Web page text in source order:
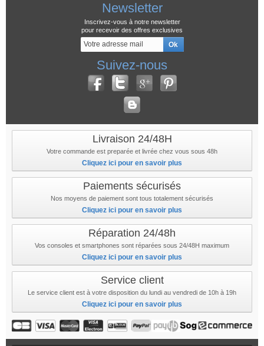
Newsletter
Inscrivez-vous à notre newsletter
pour recevoir des offres exclusives
Suivez-nous
Livraison 24/48H
Votre commande est preparée et livrée chez vous sous 48h
Cliquez ici pour en savoir plus
Paiements sécurisés
Nos moyens de paiement sont tous totalement sécurisés
Cliquez ici pour en savoir plus
Réparation 24/48h
Vos consoles et smartphones sont réparées sous 24/48H maximum
Cliquez ici pour en savoir plus
Service client
Le service client est à votre disposition du lundi au vendredi de 10h à 19h
Cliquez ici pour en savoir plus